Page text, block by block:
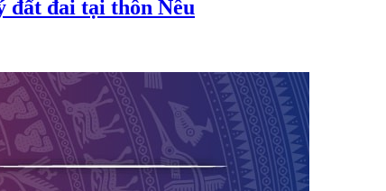
đất đai tại thôn Nêu